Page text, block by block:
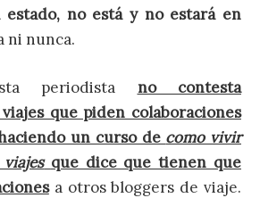
no está y no estará en
ni nunca.
periodista no contesta
que piden colaboraciones
un curso de como vivir
que dice que tienen que
a otros bloggers de viaje.